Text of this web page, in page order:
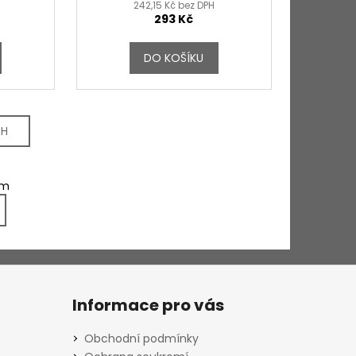
242,15 Kč bez DPH
293 Kč
DO KOŠÍKU
Informace pro vás
Obchodní podmínky